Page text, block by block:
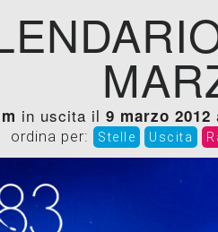
in uscita il 9 marzo 2012
ordina per: Stelle Uscita